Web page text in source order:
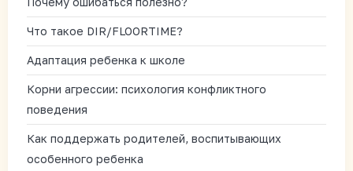
Что такое DIR/FLOORTIME?
Адаптация ребенка к школе
Корни агрессии: психология конфликтного
поведения
Как поддержать родителей, воспитывающих
особенного ребенка